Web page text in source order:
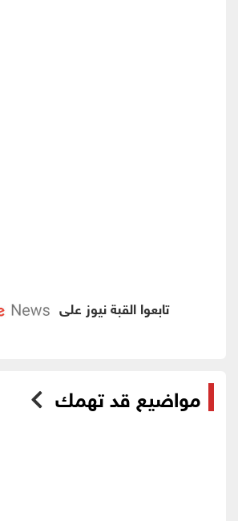
تابعوا القبة نيوز على
مواضيع قد تهمك